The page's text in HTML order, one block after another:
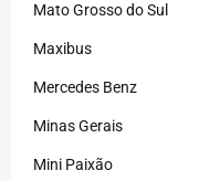
Mato Grosso do Sul
Maxibus
Mercedes Benz
Minas Gerais
Mini Paixão